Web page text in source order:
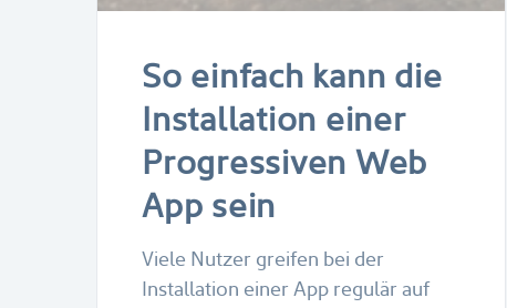
So einfach kann die
Installation einer
Progressiven Web
App sein
Viele Nutzer greifen bei der
Installation einer App regulär auf